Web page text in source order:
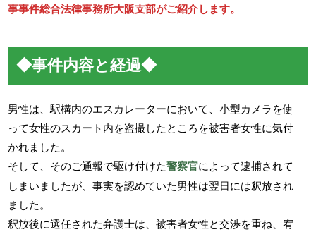
事事件総合法律事務所大阪支部がご紹介します。
◆事件内容と経過◆
男性は、駅構内のエスカレーターにおいて、小型カメラを使
って女性のスカート内を盗撮したところを被害者女性に気付
かれました。
そして、そのご通報で駆け付けた警察官によって逮捕されて
しまいましたが、事実を認めていた男性は翌日には釈放され
ました。
釈放後に選任された弁護士は、被害者女性と交渉を重ね、宥